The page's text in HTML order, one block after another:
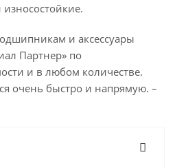
и аксессуары
Партнер» по
и в любом количестве.
очень быстро и напрямую. –